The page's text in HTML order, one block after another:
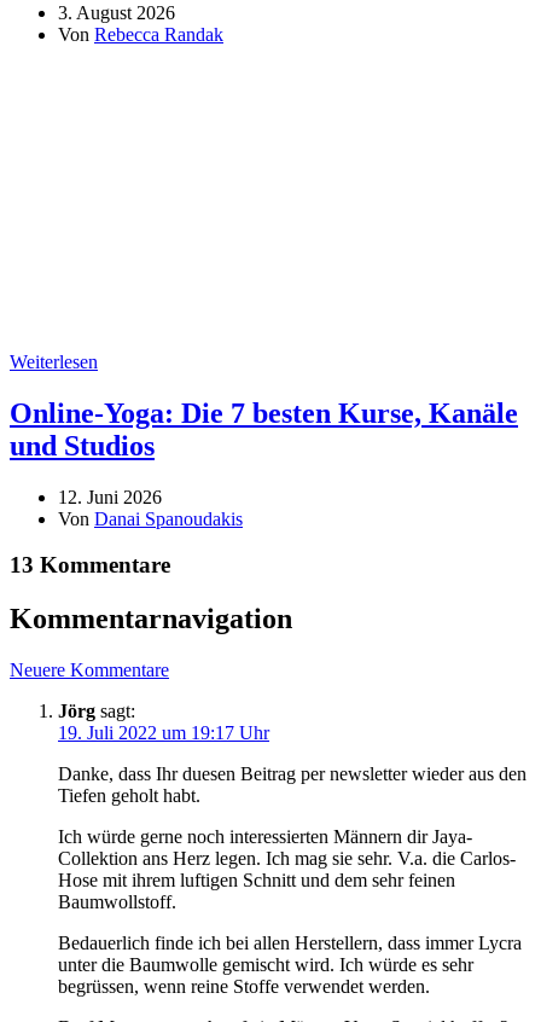
3. August 2026
Von Rebecca Randak
Weiterlesen
Online-Yoga: Die 7 besten Kurse, Kanäle
und Studios
12. Juni 2026
Von Danai Spanoudakis
13 Kommentare
Kommentarnavigation
Neuere Kommentare
Jörg sagt:
19. Juli 2022 um 19:17 Uhr
Danke, dass Ihr duesen Beitrag per newsletter wieder aus den
Tiefen geholt habt.
Ich würde gerne noch interessierten Männern dir Jaya-
Collektion ans Herz legen. Ich mag sie sehr. V.a. die Carlos-
Hose mit ihrem luftigen Schnitt und dem sehr feinen
Baumwollstoff.
Bedauerlich finde ich bei allen Herstellern, dass immer Lycra
unter die Baumwolle gemischt wird. Ich würde es sehr
begrüssen, wenn reine Stoffe verwendet werden.